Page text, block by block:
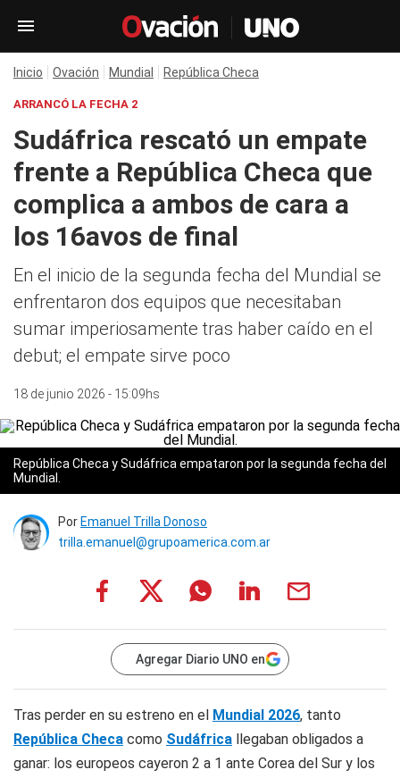
Inicio Ovación Mundial República Checa
ARRANCÓ LA FECHA 2
Sudáfrica rescató un empate
frente a República Checa que
complica a ambos de cara a
los 16avos de final
En el inicio de la segunda fecha del Mundial se
enfrentaron dos equipos que necesitaban
sumar imperiosamente tras haber caído en el
debut; el empate sirve poco
18 de junio 2026 - 15:09hs
República Checa y Sudáfrica empataron por la segunda fecha del
Mundial.
Por Emanuel Trilla Donoso
trilla.emanuel@grupoamerica.com.ar
Agregar Diario UNO en
Tras perder en su estreno en el Mundial 2026, tanto
República Checa como Sudáfrica llegaban obligados a
ganar: los europeos cayeron 2 a 1 ante Corea del Sur y los